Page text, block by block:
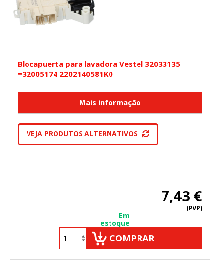
Blocapuerta para lavadora Vestel 32033135
=32005174 2202140581K0
VEJA PRODUTOS ALTERNATIVOS
7,43 €
(PVP)
Em
estoque
COMPRAR